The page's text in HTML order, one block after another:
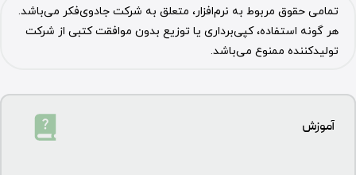
تمامی حقوق مربوط به نرم‌افزار، متعلق به شرکت جادوی‌فکر می‌باشد.
هر گونه استفاده، کپی‌برداری یا توزیع بدون موافقت کتبی از شرکت
تولیدکننده ممنوع می‌باشد.
آموزش